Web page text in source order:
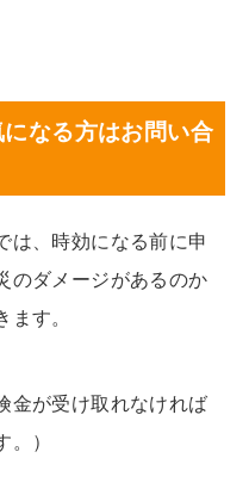
なる方はお問い合
は、時効になる前に申
のダメージがあるのか
ます。
金が受け取れなければ
。）